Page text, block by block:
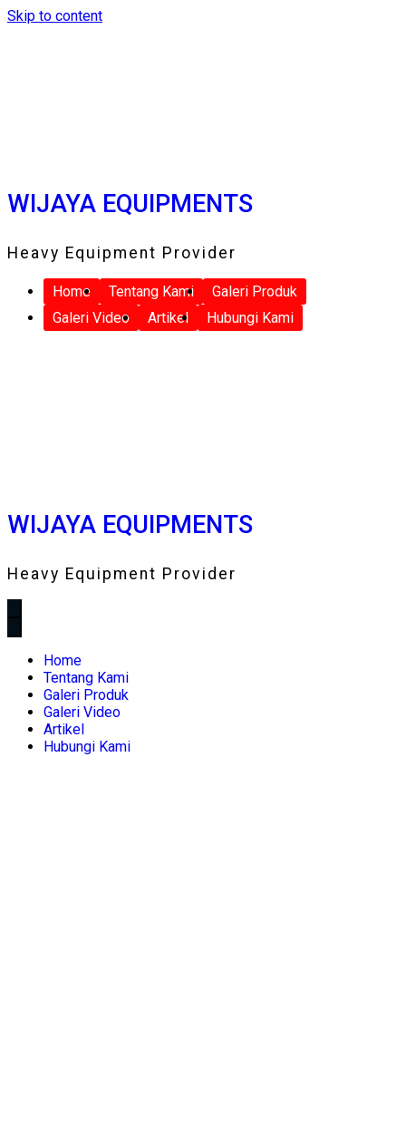
Skip to content
WIJAYA EQUIPMENTS
Heavy Equipment Provider
Home Tentang Kami
Galeri Produk
Galeri Video
Artikel Hubungi Kami
WIJAYA EQUIPMENTS
Heavy Equipment Provider
Home
Tentang Kami
Galeri Produk
Galeri Video
Artikel
Hubungi Kami